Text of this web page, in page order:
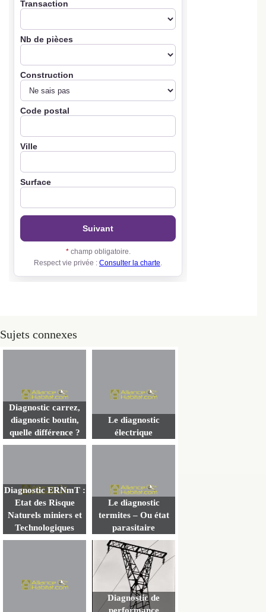
Sujets connexes
Diagnostic carrez,
diagnostic boutin,
quelle différence ?
Le diagnostic
électrique
Diagnostic ERNmT :
Etat des Risque
Naturels miniers et
Technologiques
Le diagnostic
termites – Ou état
parasitaire
Diagnostic de